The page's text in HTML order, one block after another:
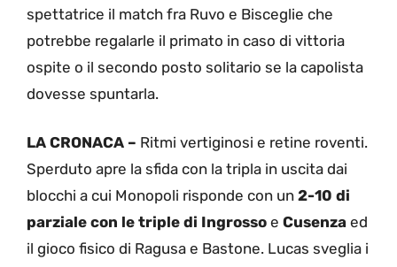
spettatrice il match fra Ruvo e Bisceglie che
potrebbe regalarle il primato in caso di vittoria
ospite o il secondo posto solitario se la capolista
dovesse spuntarla.
LA CRONACA – Ritmi vertiginosi e retine roventi.
Sperduto apre la sfida con la tripla in uscita dai
blocchi a cui Monopoli risponde con un 2-10 di
parziale con le triple di Ingrosso e Cusenza ed
il gioco fisico di Ragusa e Bastone. Lucas sveglia i